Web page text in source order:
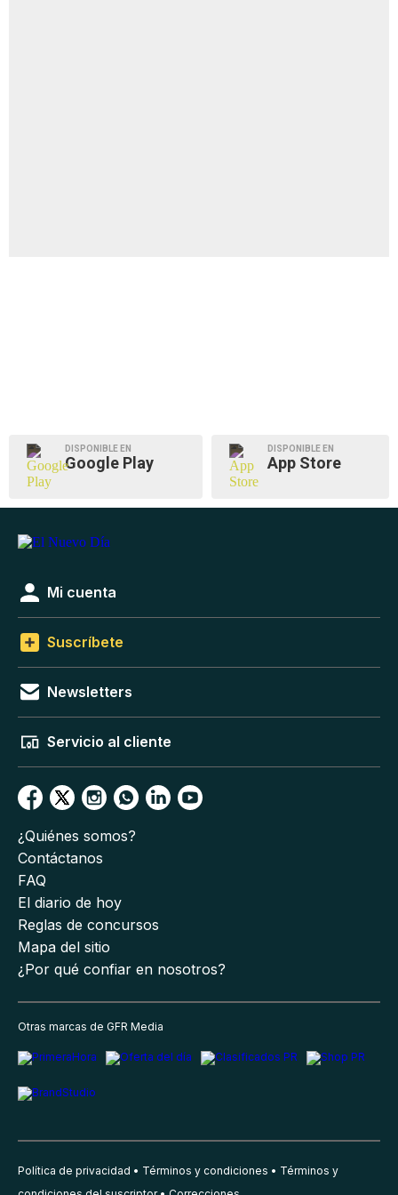
DISPONIBLE EN
Google Play
DISPONIBLE EN
App Store
Mi cuenta
Suscríbete
Newsletters
Servicio al cliente
¿Quiénes somos?
Contáctanos
FAQ
El diario de hoy
Reglas de concursos
Mapa del sitio
¿Por qué confiar en nosotros?
Otras marcas de GFR Media
Política de privacidad Términos y condiciones
Términos y